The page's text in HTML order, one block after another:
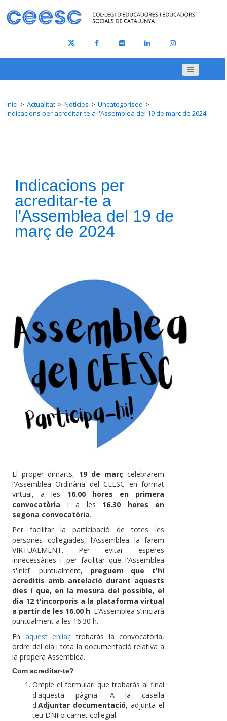
Inici Actualitat Notícies
Uncategorised
Indicacions per acreditar-te a l'Assemblea del 19 de març de 2024
Indicacions per
acreditar-te a
l'Assemblea del 19 de
març de 2024
El proper dimarts, 19 de marçcelebrarem
l'Assemblea Ordinària del CEESC en format
virtual, a les 16.00 hores en primera
convocatòria i a les 16.30 hores en
segona convocatòria.
Per facilitar la participació de totes les
persones col·legiades, l’Assemblea la farem
VIRTUALMENT. Per evitar esperes
innecessàries i per facilitar que l'Assemblea
s'iniciï puntualment, preguem que t'hi
acreditis amb antelació durant aquests
dies i que, en la mesura del possible, el
dia 12 t'incorporis a la plataforma virtual
a partir de les 16.00 h. L’Assemblea s’iniciarà
puntualment a les 16.30 h.
En aquest enllaç trobaràs la convocatòria,
ordre del dia i tota la documentació relativa a
la propera Assemblea.
Com acreditar-te?
Omple el formulari que trobaràs al final
d'aquesta pàgina. A la casella
d'Adjuntar documentació, adjunta el
teu DNI o carnet col·legial.